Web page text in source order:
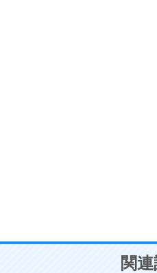
ことが大切。
関